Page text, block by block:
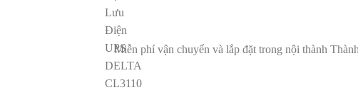
Miễn phí vận chuyển và lắp đặt trong nội thành